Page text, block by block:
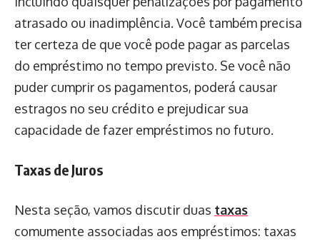
atrasado ou inadimplência. Você também precisa
ter certeza de que você pode pagar as parcelas
do empréstimo no tempo previsto. Se você não
puder cumprir os pagamentos, poderá causar
estragos no seu crédito e prejudicar sua
capacidade de fazer empréstimos no futuro.
Taxas de Juros
Nesta seção, vamos discutir duas taxas
comumente associadas aos empréstimos: taxas